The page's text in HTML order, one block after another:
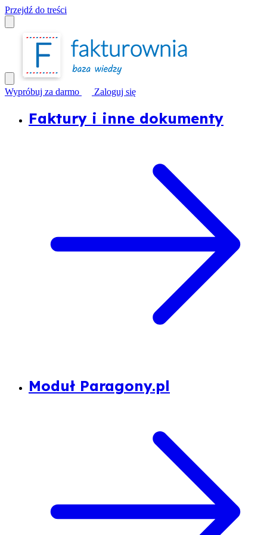
Przejdź do treści
Wypróbuj za darmo Zaloguj się
Faktury i inne dokumenty
Moduł Paragony.pl